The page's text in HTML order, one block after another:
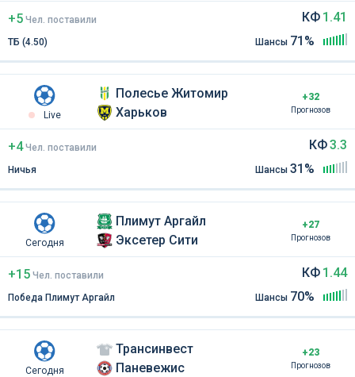
+5 Чел поставили
ТБ (4.50)
КФ 1.41
Шансы 71%
Live
Полесье Житомир
Харьков
+32
Прогнозов
+4 Чел поставили
Ничья
КФ3.3
Шансы 31%
Сегодня
Плимут Аргайл
Эксетер Сити
+27
Прогнозов
+15 Чел поставили
Победа Плимут Аргайл
КФ 1.44
Шансы 70%
Сегодня
Трансинвест
Паневежис
+23
Прогнозов